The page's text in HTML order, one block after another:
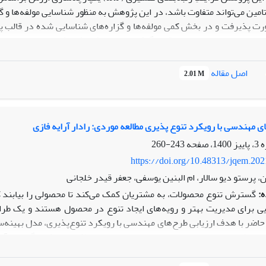
سطح کثرت‌گرایی در فرآیندهای بازار یکپارچه‌سازی ارزش و گزاره‌ی
فرآیندهای تولید به منظور ایجاد یکپارچه‌سازی ارزش تعیین گردیدند.
اصل مقاله 2.01 M
مهندسی با رویکرد تنوع پذیری مطالعه موردی: رادار آرایه فازی
243-260
https://doi.org/10.48313/
پرستو دیو سالار، ام البنین یوسفی، جعفر قیدر خلجانی
گسترش تنوع محصولات، به مشتریان کمک می‌کند تا محصولی را
برای مدیریت بهتر و رویه‌های ایجاد تنوع در محصول هستند و یک
با هدف ارزیابی طرح‌های مهندسی با رویکرد تنوع‌پذیری، مدل
نیاز طرح جهت استانداردسازی در حال حاضر و تلاش تولیدکنندگان
نیاز طرح جهت استانداردسازی در حال حاضر به کمک شاخص تنوع نسلی